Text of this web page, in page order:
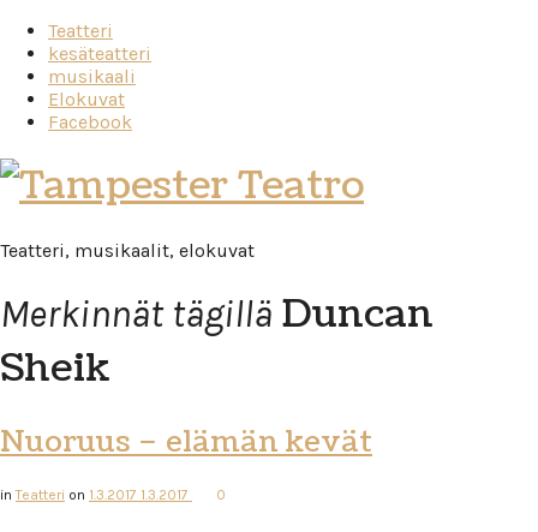
Teatteri
kesäteatteri
musikaali
Elokuvat
Facebook
Tampester
Teatro
Teatteri, musikaalit, elokuvat
Merkinnät tägillä Duncan
Sheik
Nuoruus – elämän kevät
inTeatteri on 1.3.2017 1.3.2017 0